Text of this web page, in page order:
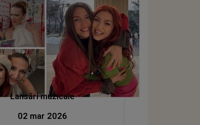
Lansări muzicale
02 mar 2026